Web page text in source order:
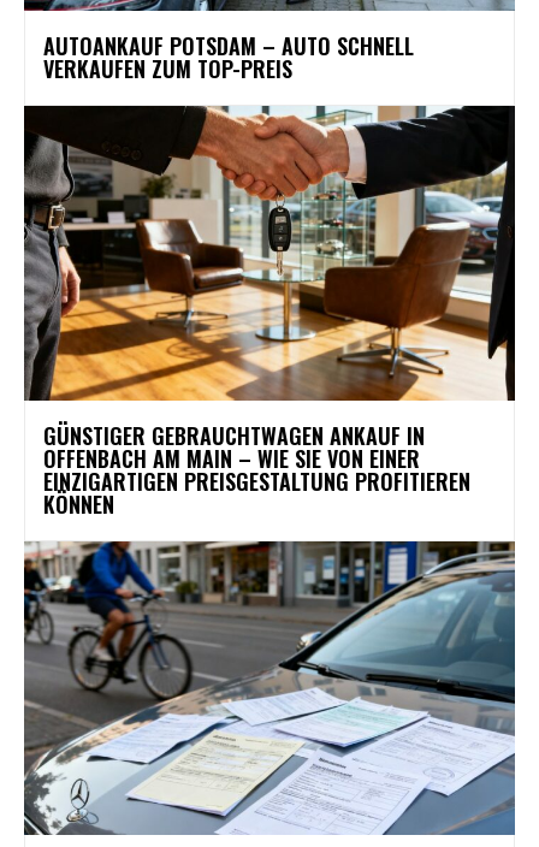
AUTOANKAUF POTSDAM – AUTO SCHNELL
VERKAUFEN ZUM TOP-PREIS
GÜNSTIGER GEBRAUCHTWAGEN ANKAUF IN
OFFENBACH AM MAIN – WIE SIE VON EINER
EINZIGARTIGEN PREISGESTALTUNG PROFITIEREN
KÖNNEN